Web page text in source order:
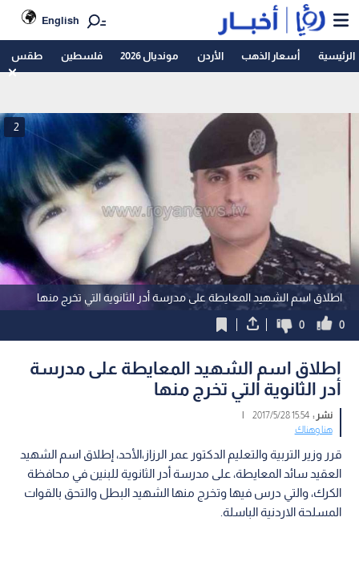
English
الرئيسية أسعار الذهب الأردن مونديال 2026 فلسطين طقس
اطلاق اسم الشهيد المعايطة على مدرسة أدر الثانوية التي تخرج منها
2
0
0
اطلاق اسم الشهيد المعايطة على مدرسة
أدر الثانوية التي تخرج منها
نشر :15:54 2017/5/28
|
هنا وهناك
قرر وزير التربية والتعليم الدكتور عمر الرزاز،الأحد، إطلاق اسم الشهيد
العقيد سائد المعايطة، على مدرسة أدر الثانوية للبنين في محافظة
الكرك، والتي درس فيها وتخرج منها الشهيد البطل والتحق بالقوات
المسلحة الاردنية الباسلة.